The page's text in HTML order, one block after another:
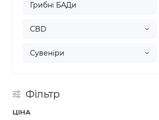
Грибні БАДи
CBD
Сувеніри
Фільтр
ЦІНА